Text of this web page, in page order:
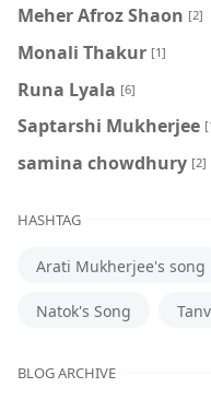
Meher Afroz Shaon [2]
Monali Thakur [1]
Runa Lyala [6]
Saptarshi Mukherjee
samina chowdhury [2]
HASHTAG
Arati Mukherjee's song
Natok's Song
BLOG ARCHIVE